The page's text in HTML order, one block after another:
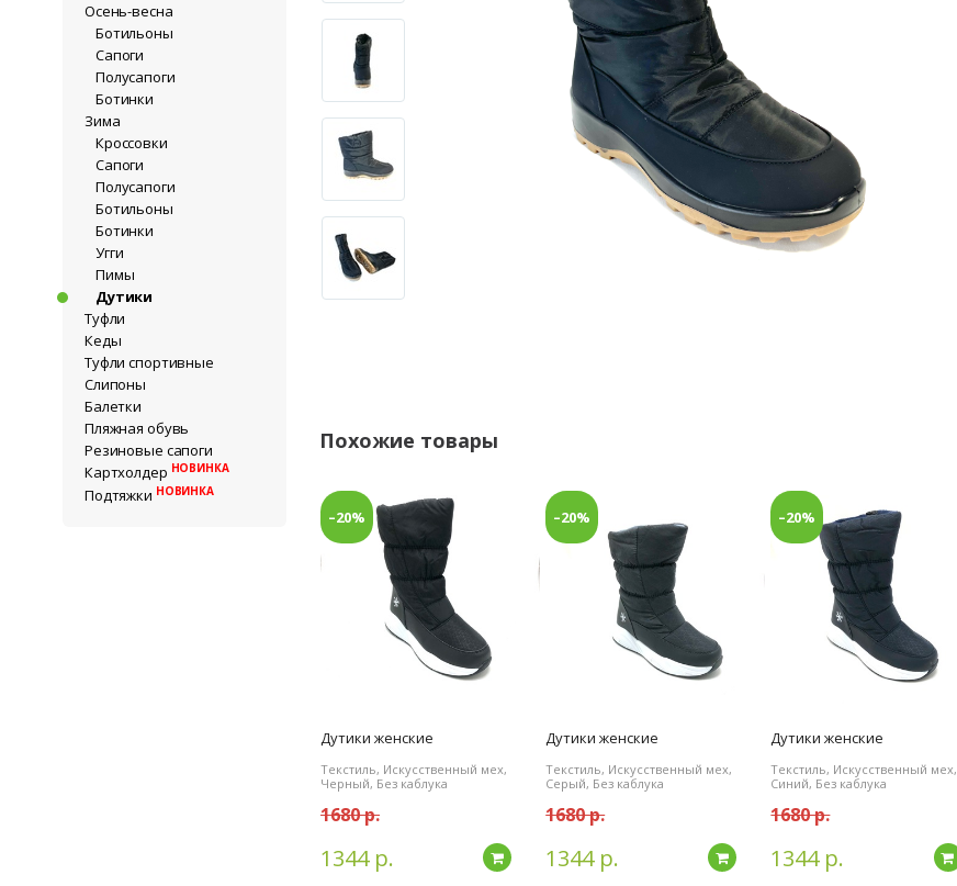
Осень-весна
Ботильоны
Сапоги
Полусапоги
Ботинки
Зима
Кроссовки
Сапоги
Полусапоги
Ботильоны
Ботинки
Угги
Пимы
Дутики
Туфли
Кеды
Туфли спортивные
Слипоны
Балетки
Пляжная обувь
Резиновые сапоги
Картхолдер НОВИНКА
Подтяжки НОВИНКА
Похожие товары
–20%
Дутики женские
Текстиль, Искусственный мех,
Черный, Без каблука
1680 р.
1344 р. Подробнее
–20%
Дутики женские
Текстиль, Искусственный мех,
Серый, Без каблука
1680 р.
1344 р. Подробнее
–20%
Дутики женские
Текстиль, Искусственный мех,
Синий, Без каблука
1680 р.
1344 р.